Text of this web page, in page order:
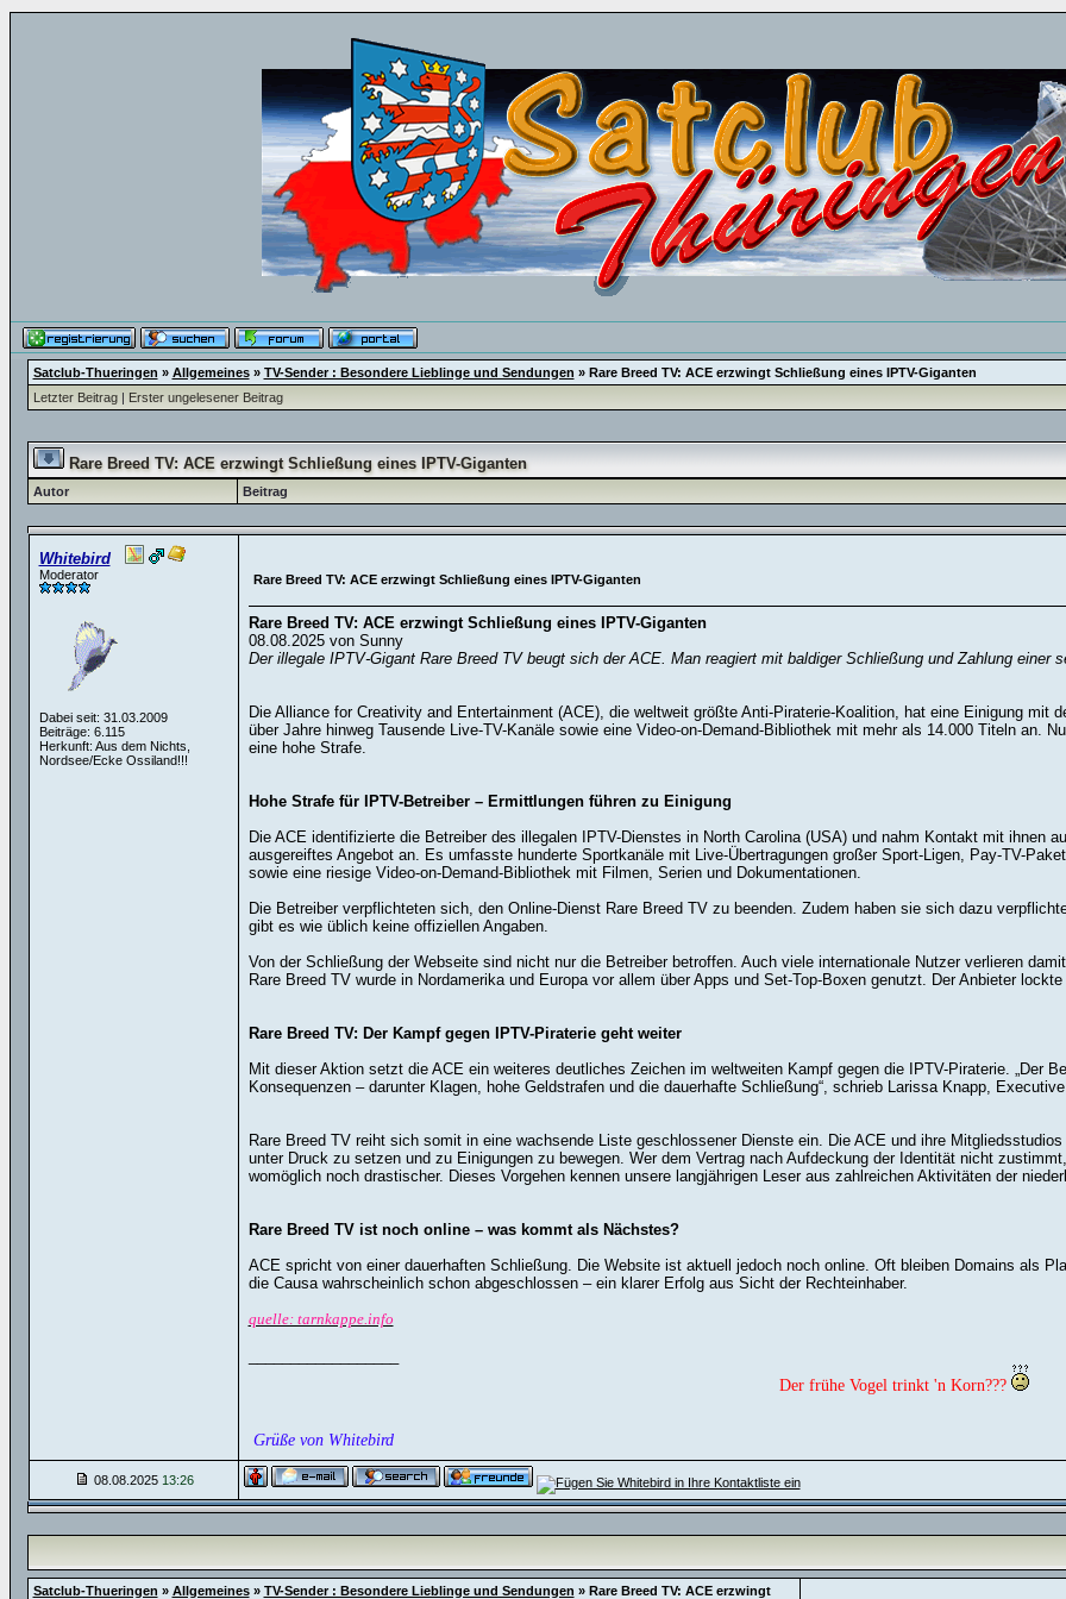
Satclub-Thueringen » Allgemeines» TV-Sender : Besondere Lieblinge und Sendungen » Rare Breed TV: ACE erzwingt Schließung eines IPTV-Giganten
Letzter Beitrag| Erster ungelesener Beitrag
Rare Breed TV: ACE erzwingt Schließung eines IPTV-Giganten
Autor Beitrag
Whitebird
Moderator
Dabei seit: 31.03.2009
Beiträge: 6.115
Herkunft: Aus dem Nichts,
Nordsee/Ecke Ossiland!!!
Rare Breed TV: ACE erzwingt Schließung eines IPTV-Giganten
Rare Breed TV: ACE erzwingt Schließung eines IPTV-Giganten
08.08.2025 von Sunny
Der illegale IPTV-Gigant Rare Breed TV beugt sich der ACE. Man reagiert mit baldiger Schließung und Zahlung einer
Die Alliance for Creativity and Entertainment (ACE), die weltweit größte Anti-Piraterie-Koalition, hat eine Einigung mit
über Jahre hinweg Tausende Live-TV-Kanäle sowie eine Video-on-Demand-Bibliothek mit mehr als 14.000 Titeln an.
eine hohe Strafe.
Hohe Strafe für IPTV-Betreiber – Ermittlungen führen zu Einigung
Die ACE identifizierte die Betreiber des illegalen IPTV-Dienstes in North Carolina (USA) und nahm Kontakt mit ihnen
ausgereiftes Angebot an. Es umfasste hunderte Sportkanäle mit Live-Übertragungen großer Sport-Ligen, Pay-TV-
sowie eine riesige Video-on-Demand-Bibliothek mit Filmen, Serien und Dokumentationen.
Die Betreiber verpflichteten sich, den Online-Dienst Rare Breed TV zu beenden. Zudem haben sie sich dazu
gibt es wie üblich keine offiziellen Angaben.
Von der Schließung der Webseite sind nicht nur die Betreiber betroffen. Auch viele internationale Nutzer verlieren
Rare Breed TV wurde in Nordamerika und Europa vor allem über Apps und Set-Top-Boxen genutzt. Der Anbieter
Rare Breed TV: Der Kampf gegen IPTV-Piraterie geht weiter
Mit dieser Aktion setzt die ACE ein weiteres deutliches Zeichen im weltweiten Kampf gegen die IPTV-Piraterie. „Der
Konsequenzen – darunter Klagen, hohe Geldstrafen und die dauerhafte Schließung“, schrieb Larissa Knapp,
Rare Breed TV reiht sich somit in eine wachsende Liste geschlossener Dienste ein. Die ACE und ihre
unter Druck zu setzen und zu Einigungen zu bewegen. Wer dem Vertrag nach Aufdeckung der Identität nicht
womöglich noch drastischer. Dieses Vorgehen kennen unsere langjährigen Leser aus zahlreichen Aktivitäten der
Rare Breed TV ist noch online – was kommt als Nächstes?
ACE spricht von einer dauerhaften Schließung. Die Website ist aktuell jedoch noch online. Oft bleiben Domains als
die Causa wahrscheinlich schon abgeschlossen – ein klarer Erfolg aus Sicht der Rechteinhaber.
quelle: tarnkappe.info
Der frühe Vogel trinkt 'n Korn???
Grüße von Whitebird
08.08.2025 13:26
Satclub-Thueringen » Allgemeines» TV-Sender : Besondere Lieblinge und Sendungen » Rare Breed TV: ACE erzwingt